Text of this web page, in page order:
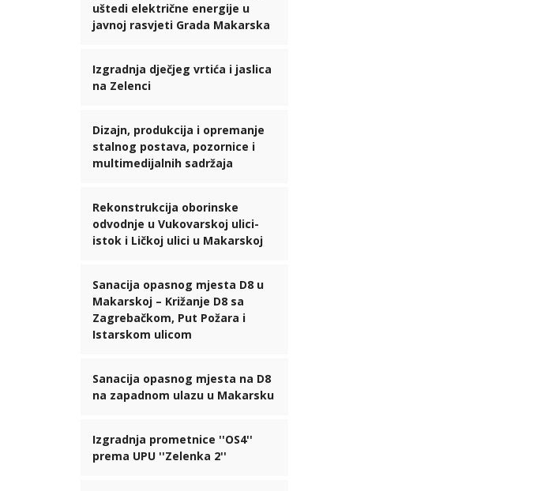
uštedi električne energije u
javnoj rasvjeti Grada Makarska
Izgradnja dječjeg vrtića i jaslica
na Zelenci
Dizajn, produkcija i opremanje
stalnog postava, pozornice i
multimedijalnih sadržaja
Rekonstrukcija oborinske
odvodnje u Vukovarskoj ulici-
istok i Ličkoj ulici u Makarskoj
Sanacija opasnog mjesta D8 u
Makarskoj – Križanje D8 sa
Zagrebačkom, Put Požara i
Istarskom ulicom
Sanacija opasnog mjesta na D8
na zapadnom ulazu u Makarsku
Izgradnja prometnice ''OS4''
prema UPU ''Zelenka 2''